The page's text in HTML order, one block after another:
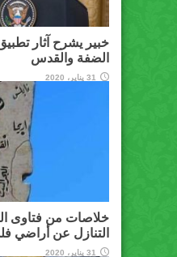
خبير يشرح آثار
الضفة والقدس
31 يناير، 2020
خلاصات من فتاوى
التنازل عن أراضي
31 يناير، 2020